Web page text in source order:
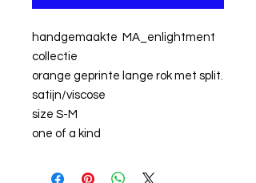
handgemaakte MA_enlightment
collectie
orange geprinte lange rok met split.
satijn/viscose
size S-M
one of a kind